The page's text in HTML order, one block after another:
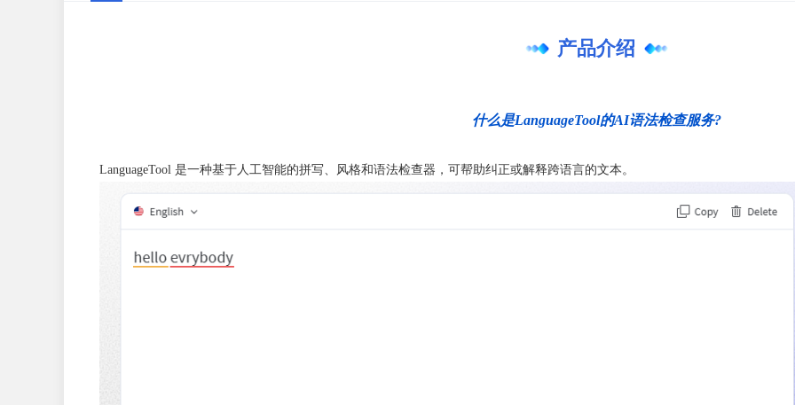
产品介绍
什么是LanguageTool的AI语法检查服务?
LanguageTool 是一种基于人工智能的拼写、风格和语法检查器，可帮助纠正或解释跨语言的文本。